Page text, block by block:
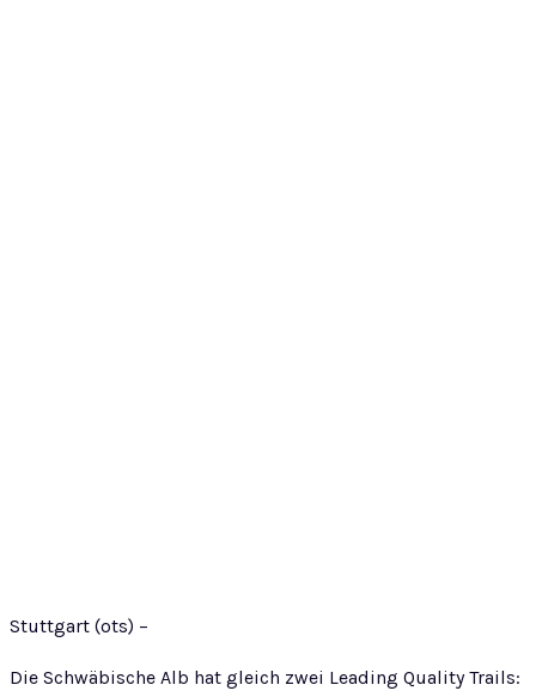
Stuttgart (ots) –
Die Schwäbische Alb hat gleich zwei Leading Quality Trails: